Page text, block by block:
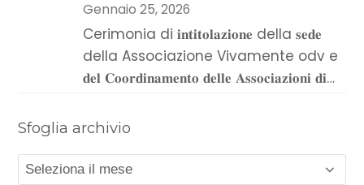
Gennaio 25, 2026
Cerimonia di 𝐢𝐧𝐭𝐢𝐭𝐨𝐥𝐚𝐳𝐢𝐨𝐧𝐞 della 𝐬𝐞𝐝𝐞
della Associazione Vivamente odv e
𝐝𝐞𝐥 𝐂𝐨𝐨𝐫𝐝𝐢𝐧𝐚𝐦𝐞𝐧𝐭𝐨 𝐝𝐞𝐥𝐥𝐞 𝐀𝐬𝐬𝐨𝐜𝐢𝐚𝐳𝐢𝐨𝐧𝐢 𝐝𝐢…
Sfoglia archivio
Sfoglia